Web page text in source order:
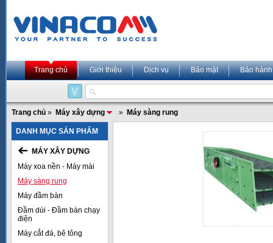
Trang chủ Giới thiệu Dịch vụ Bảo mật Bảo hành
Trang chủ » Máy xây dựng » Máy sàng rung
DANH MỤC SẢN PHẨM
MÁY XÂY DỰNG
Máy xoa nền - Máy mài
Máy sàng rung
Máy đầm bàn
Đầm dùi - Đầm bàn chạy
điện
Máy cắt đá, bê tông